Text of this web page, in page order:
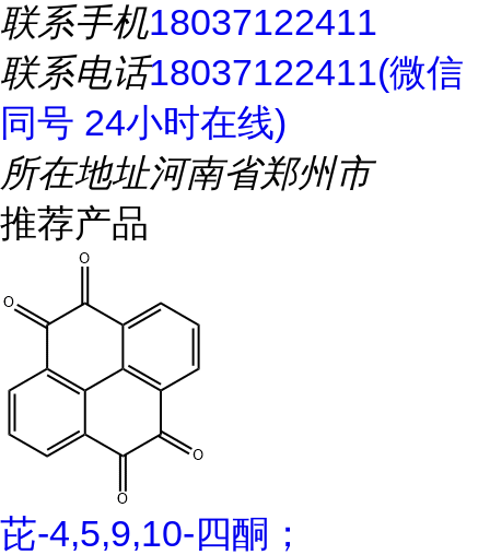
联系手机18037122411
联系电话18037122411(微信
同号 24小时在线)
所在地址河南省郑州市
推荐产品
芘-4,5,9,10-四酮；